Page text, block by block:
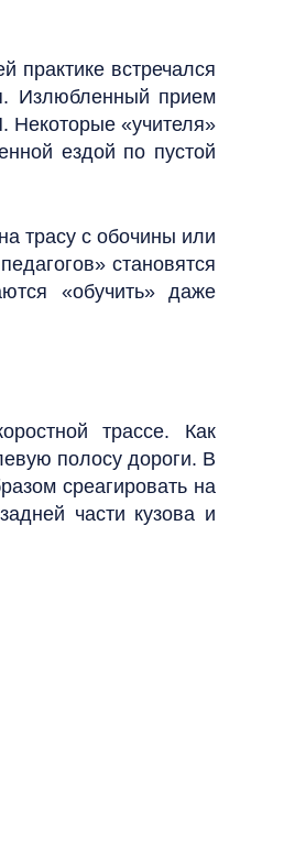
практике встречался
Излюбленный прием
Некоторые «учителя»
ездой по пустой
трасу с обочины или
становятся
«обучить» даже
трассе. Как
полосу дороги. В
среагировать на
части кузова и